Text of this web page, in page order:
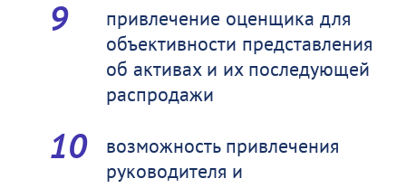
привлечение оценщика для
объективности представления
об активах и их последующей
распродажи
возможность привлечения
руководителя и